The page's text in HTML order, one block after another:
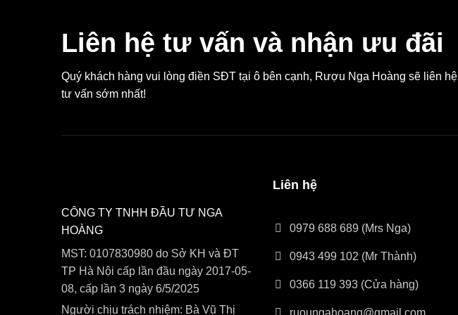
Liên hệ tư vấn và nhận ưu đãi
Quý khách hàng vui lòng điền SĐT tại ô bên cạnh, Rượu Nga Hoàng sẽ liên hệ
tư vấn sớm nhất!
CÔNG TY TNHH ĐẦU TƯ NGA
HOÀNG
MST: 0107830980 do Sở KH và ĐT
TP Hà Nội cấp lần đầu ngày 2017-05-
08, cấp lần 3 ngày 6/5/2025
Người chịu trách nhiệm: Bà Vũ Thị
Liên hệ
0979 688 689 (Mrs Nga)
0943 499 102 (Mr Thành)
0366 119 393 (Cửa hàng)
ruoungahoang@gmail.com